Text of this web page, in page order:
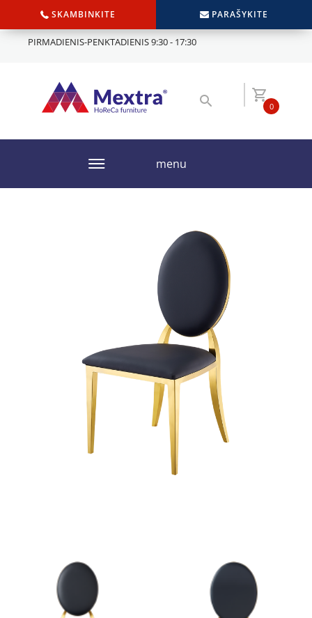
SKAMBINKITE PARAŠYKITE
PIRMADIENIS-PENKTADIENIS 9:30 - 17:30
0
menu